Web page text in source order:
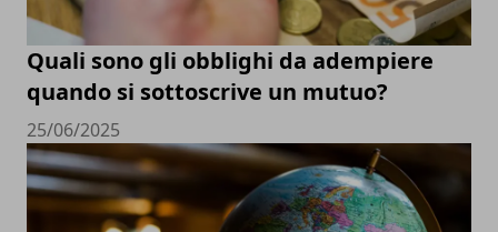
Quali sono gli obblighi da adempiere
quando si sottoscrive un mutuo?
25/06/2025